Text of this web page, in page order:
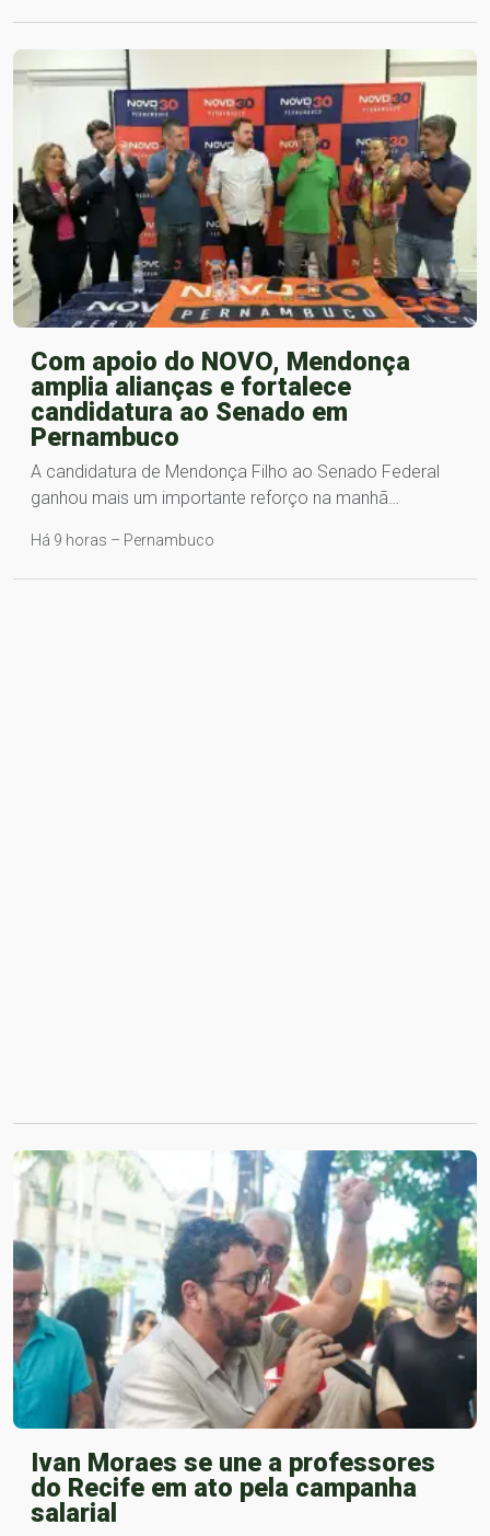
Com apoio do NOVO, Mendonça
amplia alianças e fortalece
candidatura ao Senado em
Pernambuco
A candidatura de Mendonça Filho ao Senado Federal
ganhou mais um importante reforço na manhã…
Há 9 horas – Pernambuco
Ivan Moraes se une a professores
do Recife em ato pela campanha
salarial